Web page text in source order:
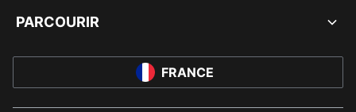
PARCOURIR
FRANCE